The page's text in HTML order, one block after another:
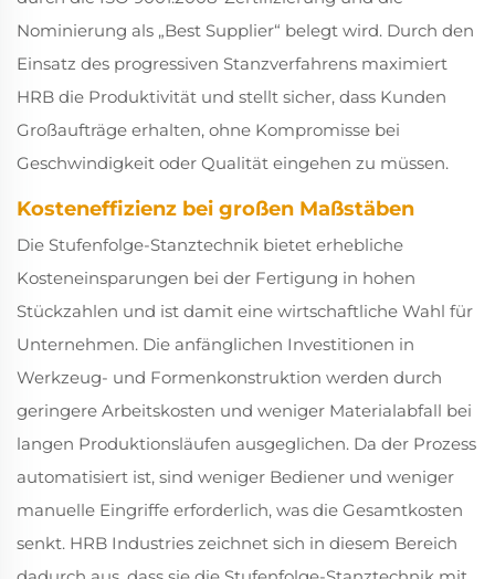
Nominierung als „Best Supplier“ belegt wird. Durch den
Einsatz des progressiven Stanzverfahrens maximiert
HRB die Produktivität und stellt sicher, dass Kunden
Großaufträge erhalten, ohne Kompromisse bei
Geschwindigkeit oder Qualität eingehen zu müssen.
Kosteneffizienz bei großen Maßstäben
Die Stufenfolge-Stanztechnik bietet erhebliche
Kosteneinsparungen bei der Fertigung in hohen
Stückzahlen und ist damit eine wirtschaftliche Wahl für
Unternehmen. Die anfänglichen Investitionen in
Werkzeug- und Formenkonstruktion werden durch
geringere Arbeitskosten und weniger Materialabfall bei
langen Produktionsläufen ausgeglichen. Da der Prozess
automatisiert ist, sind weniger Bediener und weniger
manuelle Eingriffe erforderlich, was die Gesamtkosten
senkt. HRB Industries zeichnet sich in diesem Bereich